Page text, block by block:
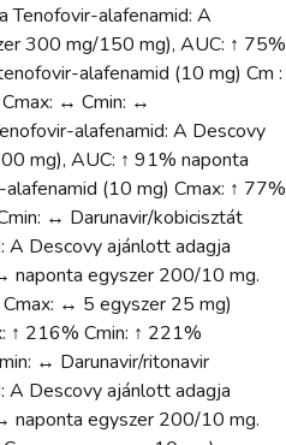
Tenofovir-alafenamid: A
300 mg/150 mg), AUC: ↑ 75%
alafenamid (10 mg) Cm :
↔ Cmin: ↔
alafenamid: A Descovy
mg), AUC: ↑ 91% naponta
(10 mg) Cmax: ↑ 77%
↔ Darunavir/kobicisztát
A Descovy ajánlott adagja
naponta egyszer 200/10 mg.
↔ 5 egyszer 25 mg)
↑ 216% Cmin: ↑ 221%
↔ Darunavir/ritonavir
A Descovy ajánlott adagja
naponta egyszer 200/10 mg.